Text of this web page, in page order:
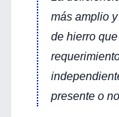
más amplio
de hierro
presente o